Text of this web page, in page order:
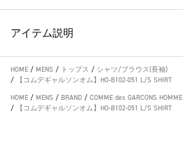
アイテム説明
HOME / MENS / トップス / シャツ/ブラウス(長袖)
/
【コムデギャルソンオム】HO-B102-051 L/S SHIRT
HOME / MENS / BRAND / COMME des GARCONS HOMME
/
【コムデギャルソンオム】HO-B102-051 L/S SHIRT